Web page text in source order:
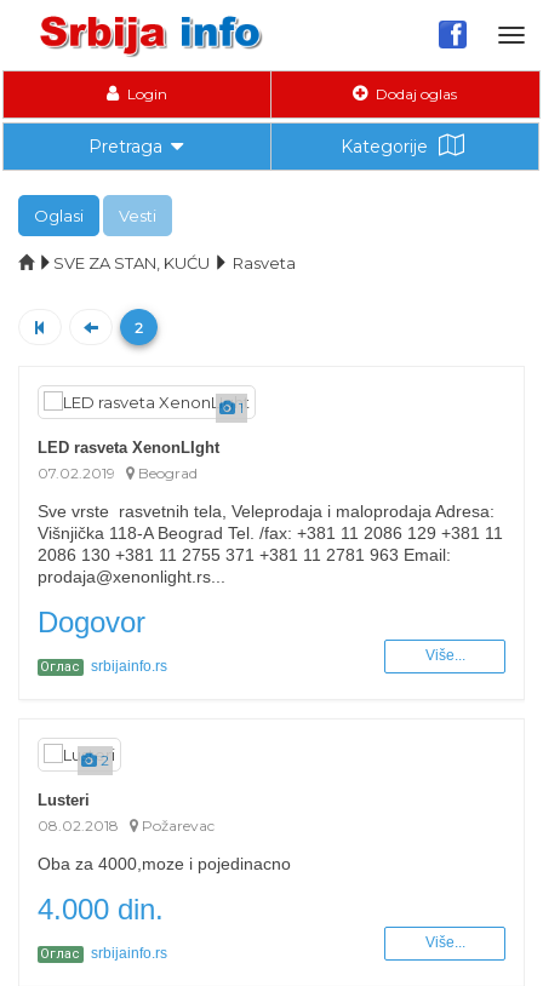
Login Dodaj oglas
Pretraga Kategorije
Oglasi Vesti
SVE ZA STAN, KUĆU Rasveta
2
1
LED rasveta XenonLIght
07.02.2019
Beograd
Sve vrste rasvetnih tela, Veleprodaja i maloprodaja Adresa:
Višnjička 118-A Beograd Tel. /fax: +381 11 2086 129 +381 11
2086 130 +381 11 2755 371 +381 11 2781 963 Email:
prodaja@xenonlight.rs...
Dogovor
Оглас srbijainfo.rs
Više...
2
Lusteri
08.02.2018
Požarevac
Oba za 4000,moze i pojedinacno
4.000 din.
Оглас srbijainfo.rs
Više...